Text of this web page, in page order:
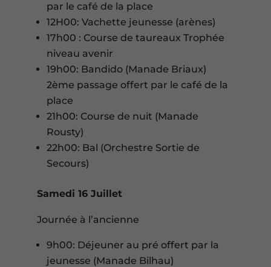
par le café de la place
12H00: Vachette jeunesse (arènes)
17h00 : Course de taureaux Trophée
niveau avenir
19h00: Bandido (Manade Briaux)
2ème passage offert par le café de la
place
21h00: Course de nuit (Manade
Rousty)
22h00: Bal (Orchestre Sortie de
Secours)
Samedi 16 Juillet
Journée à l’ancienne
9h00: Déjeuner au pré offert par la
jeunesse (Manade Bilhau)